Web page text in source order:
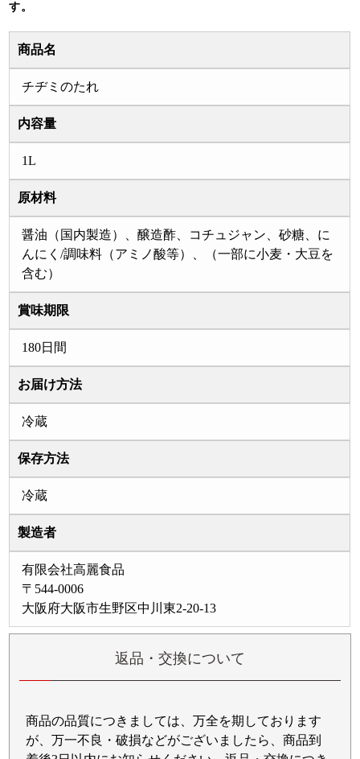
す。
商品名
チヂミのたれ
内容量
1L
原材料
醤油（国内製造）、醸造酢、コチュジャン、砂糖、に
んにく/調味料（アミノ酸等）、（一部に小麦・大豆を
含む）
賞味期限
180日間
お届け方法
冷蔵
保存方法
冷蔵
製造者
有限会社高麗食品
〒544-0006
大阪府大阪市生野区中川東2-20-13
返品・交換について
商品の品質につきましては、万全を期しております
が、万一不良・破損などがございましたら、商品到